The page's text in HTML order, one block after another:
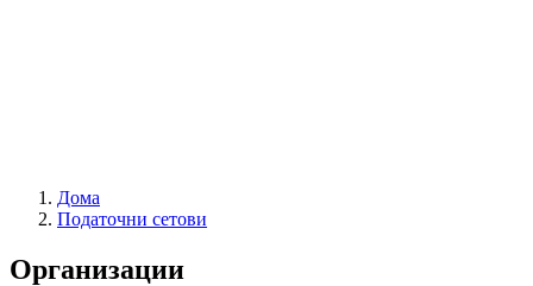
Дома
Податочни сетови
Организации